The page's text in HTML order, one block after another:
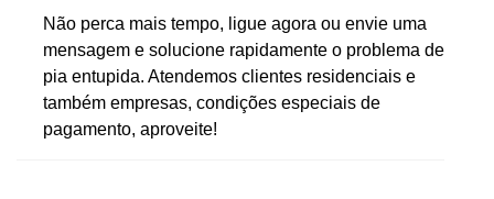
Não perca mais tempo, ligue agora ou envie uma
mensagem e solucione rapidamente o problema de
pia entupida. Atendemos clientes residenciais e
também empresas, condições especiais de
pagamento, aproveite!